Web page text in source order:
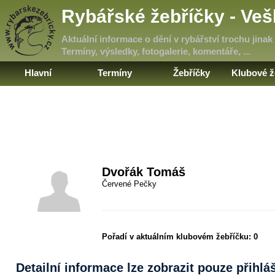
Rybářské žebříčky -
Aktuální informace o dění v rybářství trochu jinak
Termíny, výsledky, fotogalerie, komentáře, ...
Hlavní Termíny Žebříčky Klubové
Dvořák Tomáš
Červené Pečky
Pořadí v aktuálním klubovém žebříčku:0
Detailní informace lze zobrazit pouze